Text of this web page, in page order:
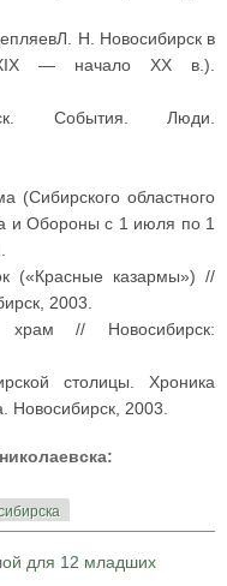
Н. Новосибирск в
XIX — начало XX в.).
События. Люди.
(Сибирского областного
и Обороны с 1 июля по 1
(«Красные казармы») //
2003.
// Новосибирск:
столицы. Хроника
Новосибирск, 2003.
для 12 младших